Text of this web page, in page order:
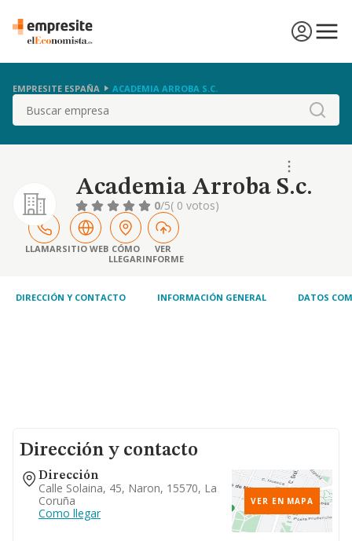
EMPRESITE ESPAÑA ACADEMIA ARROBA S.C.
Buscar
Academia Arroba S.c.
0/5( 0 votos)
LLAMARSITIO WEB CÓMO
LLEGAR
VER
INFORME
DIRECCIÓN Y CONTACTO INFORMACIÓN GENERAL DATOS
Dirección y contacto
Dirección
Calle Solaina, 45, Naron, 15570, La
Coruña
Como llegar
VER EN MAPA